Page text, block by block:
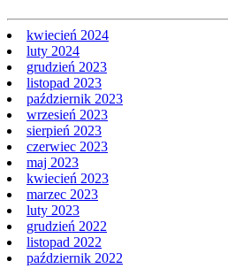
kwiecień 2024
luty 2024
grudzień 2023
listopad 2023
październik 2023
wrzesień 2023
sierpień 2023
czerwiec 2023
maj 2023
kwiecień 2023
marzec 2023
luty 2023
grudzień 2022
listopad 2022
październik 2022